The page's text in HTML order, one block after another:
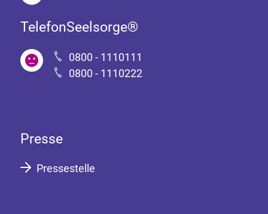
TelefonSeelsorge®
0800 - 1110111
0800 - 1110222
Presse
Pressestelle